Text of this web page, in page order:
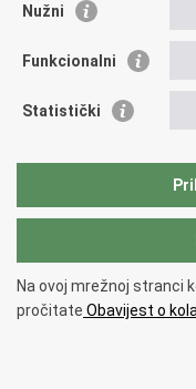
Vlada Republike
Agencija za pravni
Fond za zaštitu okoliša
Državne nekretnine
Copyright © 2026
državne imovine.
Uvjeti korištenja.Izjava o
Nužni
Funkcionalni
Statistički
Na ovoj mrežnoj stranci
pročitate Obavijest o